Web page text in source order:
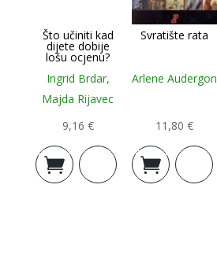
Što učiniti kad
dijete dobije
lošu ocjenu?
Ingrid Brdar,
Majda Rijavec
9,16 €
Dodaj u
košaricu
Svratište rata
Arlene Audergon
11,80€
Dodaj u
košaricu